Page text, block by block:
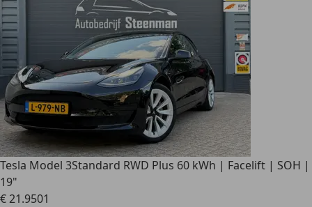
Tesla Model 3Standard RWD Plus 60 kWh | Facelift | SOH |
19"
€ 21.9501